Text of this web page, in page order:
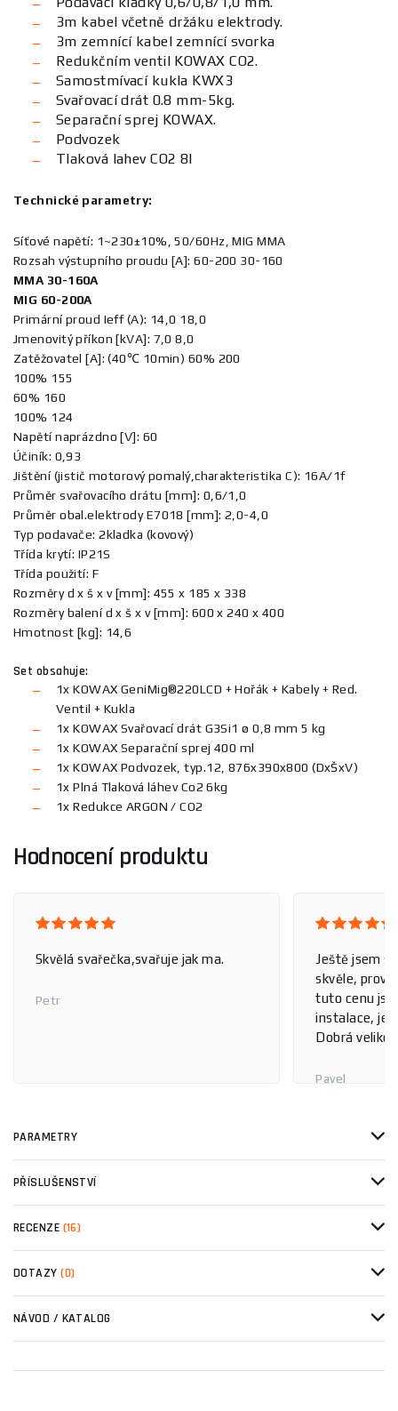
3m kabel včetně držáku elektrody.
3m zemnící kabel zemnící svorka
Redukčním ventil KOWAX CO2.
Samostmívací kukla KWX3
Svařovací drát 0.8 mm-5kg.
Separační sprej KOWAX.
Podvozek
Tlaková lahev CO2 8l
Technické parametry:
Síťové napětí: 1~230±10%, 50/60Hz, MIG MMA
Rozsah výstupního proudu [A]: 60-200 30-160
MMA 30-160A
MIG 60-200A
Primární proud Ieff (A): 14,0 18,0
Jmenovitý příkon [kVA]: 7,0 8,0
Zatěžovatel [A]: (40℃ 10min) 60% 200
100% 155
60% 160
100% 124
Napětí naprázdno [V]: 60
Účiník: 0,93
Jištění (jistič motorový pomalý,charakteristika C): 16A/1f
Průměr svařovacího drátu [mm]: 0,6/1,0
Průměr obal.elektrody E7018 [mm]: 2,0-4,0
Typ podavače: 2kladka (kovový)
Třída krytí: IP21S
Třída použití: F
Rozměry d x š x v [mm]: 455 x 185 x 338
Rozměry balení d x š x v [mm]: 600 x 240 x 400
Hmotnost [kg]: 14,6
Set obsahuje:
1x KOWAX GeniMig®220LCD + Hořák + Kabely + Red.
Ventil + Kukla
1x KOWAX Svařovací drát G3Si1 ø 0,8 mm 5 kg
1x KOWAX Separační sprej 400 ml
1x KOWAX Podvozek, typ.12, 876x390x800 (DxŠxV)
1x Plná Tlaková láhev Co2 6kg
1x Redukce ARGON / CO2
Hodnocení produktu
Skvělá svařečka,svařuje jak ma.
Petr
Ještě jsem s
skvěle,
tuto cenu
instalace, je
Dobrá
Pavel
PARAMETRY
PŘÍSLUŠENSTVÍ
RECENZE (16)
DOTAZY(0)
NÁVOD / KATALOG